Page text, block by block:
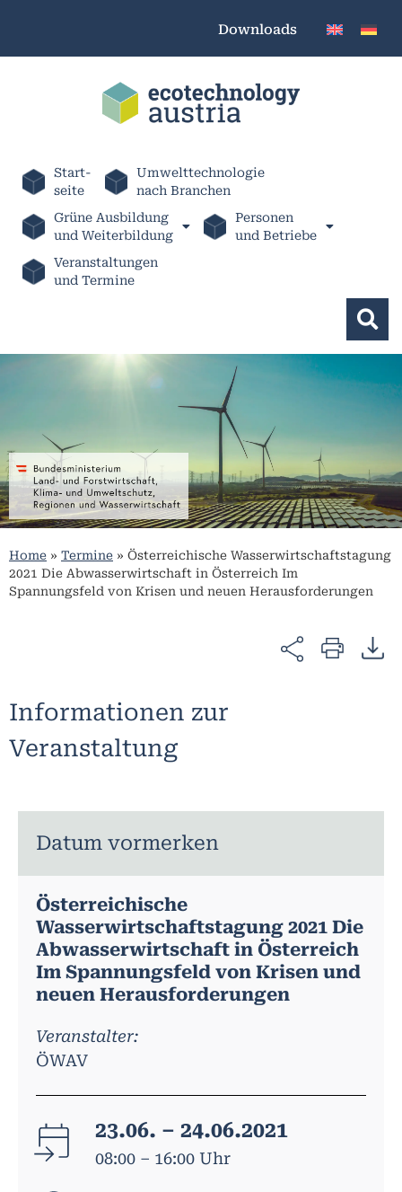
Downloads
Start-
seite
Umwelttechnologie
nach Branchen
Grüne Ausbildung
und Weiterbildung
Personen
und Betriebe
Veranstaltungen
und Termine
Home » Termine » Österreichische Wasserwirtschaftstagung
2021 Die Abwasserwirtschaft in Österreich Im
Spannungsfeld von Krisen und neuen Herausforderungen
Informationen zur
Veranstaltung
Datum vormerken
Österreichische
Wasserwirtschaftstagung 2021 Die
Abwasserwirtschaft in Österreich
Im Spannungsfeld von Krisen und
neuen Herausforderungen
Veranstalter:
ÖWAV
23.06. – 24.06.2021
08:00 – 16:00 Uhr